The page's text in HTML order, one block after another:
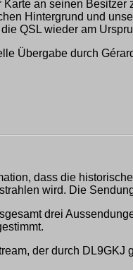
an seinen
Hintergrund und
QSL wieder am
Übergabe durch
dass die
wird. Die
drei
der durch